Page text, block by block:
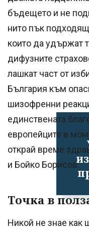
бъдещето и не
нито пък
които да удържат
дифузните
лашкат част от
България към
шизофренни
единствената
европейците в
открай време
и Бойко Борисов.
Точка в
Никой не знае как